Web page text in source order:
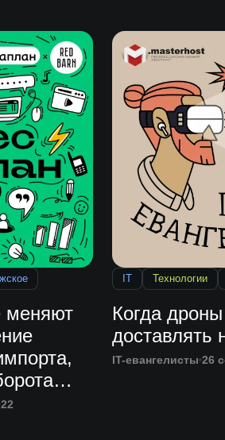
меняют
IT Технологии
Когда
IT-евангелисты 26